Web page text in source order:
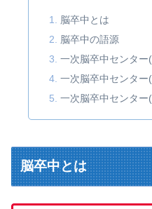
脳卒中とは
脳卒中の語源
一次脳卒中センター
一次脳卒中センター
一次脳卒中センタ
脳卒中とは